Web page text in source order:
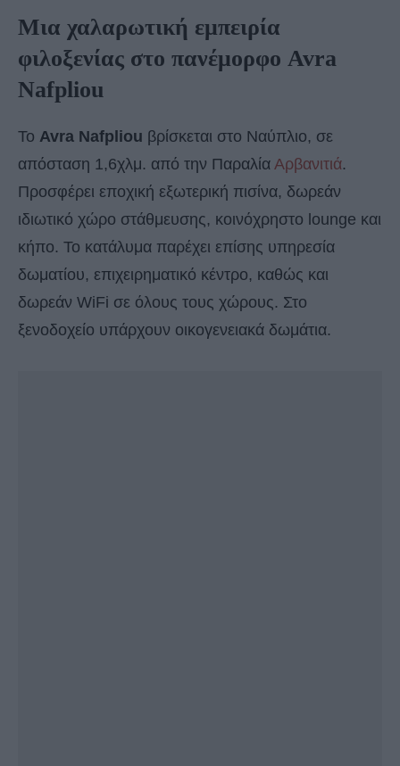
Μια χαλαρωτική εμπειρία
φιλοξενίας στο πανέμορφο Avra
Nafpliou
Το Avra Nafpliou βρίσκεται στο Ναύπλιο, σε
απόσταση 1,6χλμ. από την Παραλία Αρβανιτιά.
Προσφέρει εποχική εξωτερική πισίνα, δωρεάν
ιδιωτικό χώρο στάθμευσης, κοινόχρηστο lounge και
κήπο. Το κατάλυμα παρέχει επίσης υπηρεσία
δωματίου, επιχειρηματικό κέντρο, καθώς και
δωρεάν WiFi σε όλους τους χώρους. Στο
ξενοδοχείο υπάρχουν οικογενειακά δωμάτια.